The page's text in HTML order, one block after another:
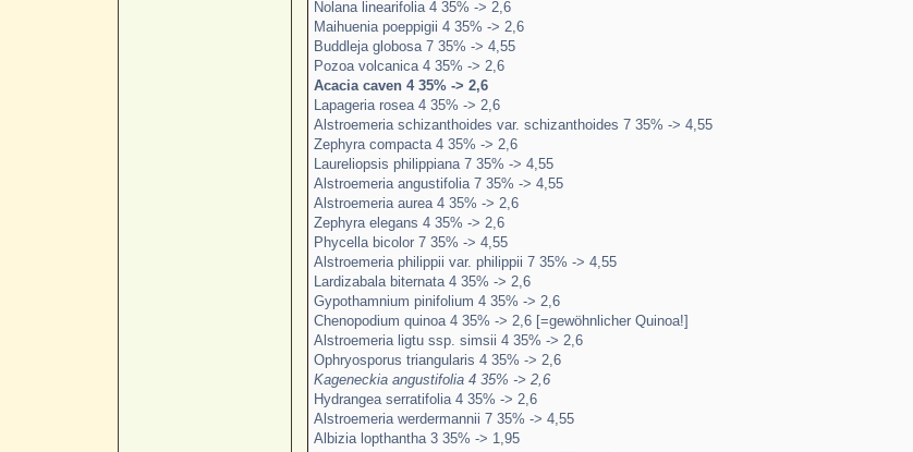
Nolana linearifolia 4 35% -> 2,6
Maihuenia poeppigii 4 35% -> 2,6
Buddleja globosa 7 35% -> 4,55
Pozoa volcanica 4 35% -> 2,6
Acacia caven 4 35% -> 2,6
Lapageria rosea 4 35% -> 2,6
Alstroemeria schizanthoides var. schizanthoides 7 35% -> 4,55
Zephyra compacta 4 35% -> 2,6
Laureliopsis philippiana 7 35% -> 4,55
Alstroemeria angustifolia 7 35% -> 4,55
Alstroemeria aurea 4 35% -> 2,6
Zephyra elegans 4 35% -> 2,6
Phycella bicolor 7 35% -> 4,55
Alstroemeria philippii var. philippii 7 35% -> 4,55
Lardizabala biternata 4 35% -> 2,6
Gypothamnium pinifolium 4 35% -> 2,6
Chenopodium quinoa 4 35% -> 2,6 [=gewöhnlicher Quinoa!]
Alstroemeria ligtu ssp. simsii 4 35% -> 2,6
Ophryosporus triangularis 4 35% -> 2,6
Kageneckia angustifolia 4 35% -> 2,6
Hydrangea serratifolia 4 35% -> 2,6
Alstroemeria werdermannii 7 35% -> 4,55
Albizia lopthantha 3 35% -> 1,95